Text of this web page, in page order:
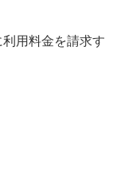
用料金を請求す